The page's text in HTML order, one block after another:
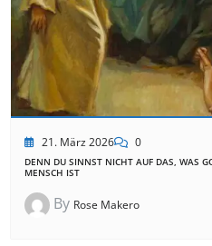
21. März 2026 0
DENN DU SINNST NICHT AUF DAS, WAS
MENSCH IST
By Rose Makero